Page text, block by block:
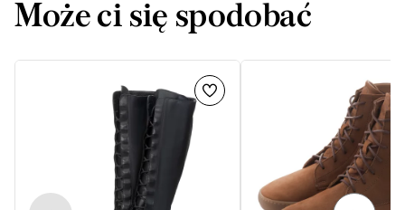
Może ci się spodobać